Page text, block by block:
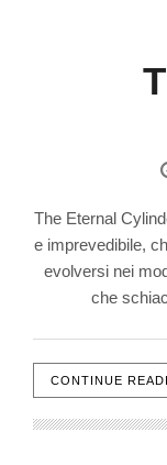
The Eternal
e imprevedibile,
evolversi nei
che
CONTINUE